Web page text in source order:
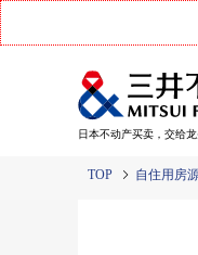
日本不动产买卖，交给
TOP 自住用房